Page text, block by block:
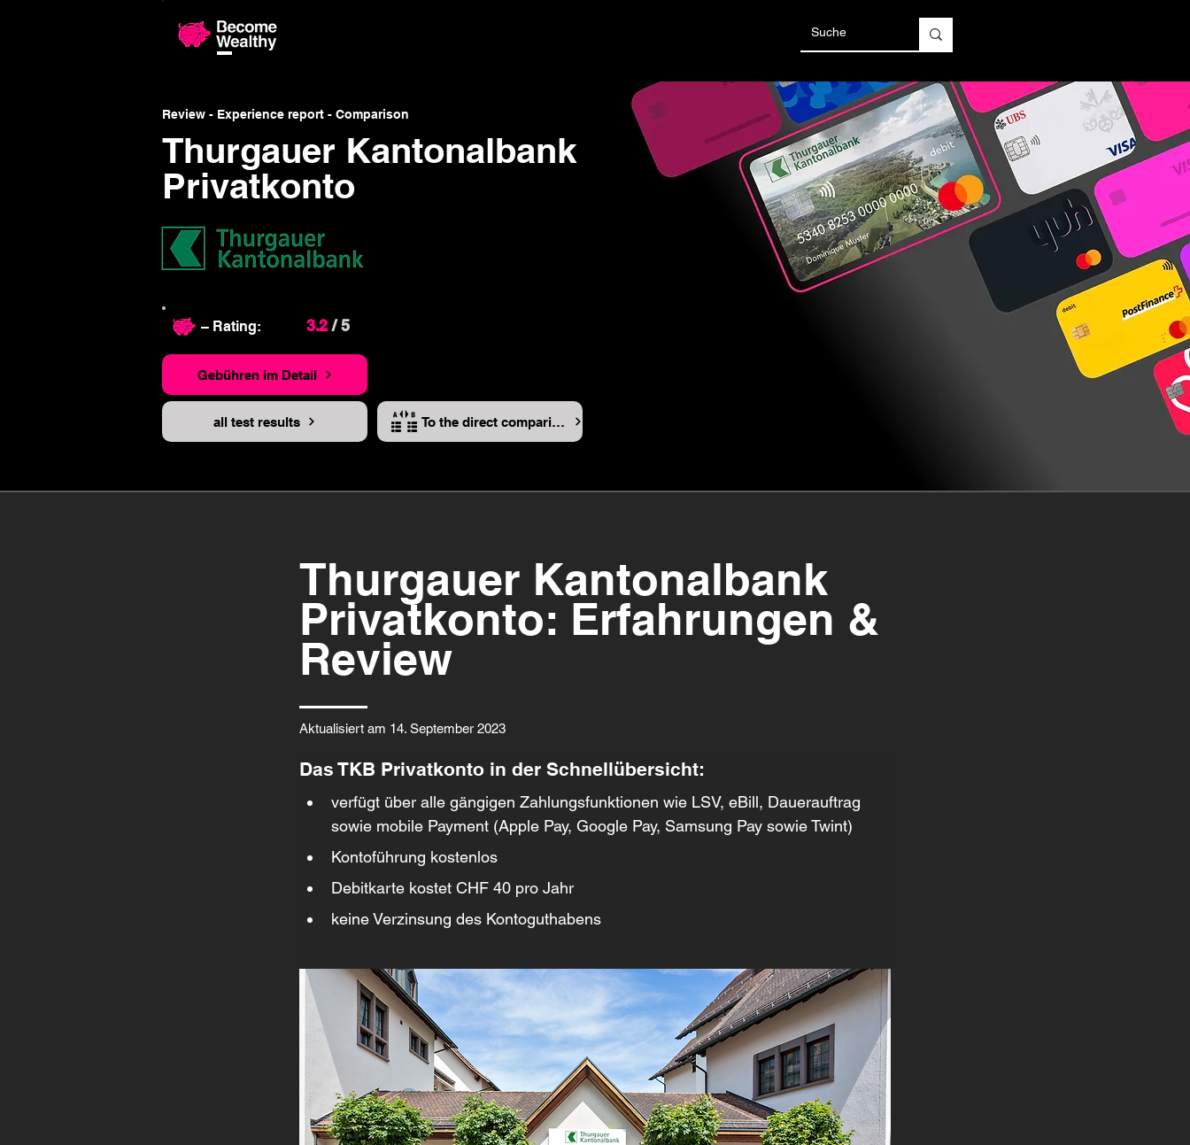
Review - Experience report - Comparison
Thurgauer Kantonalbank
Privatkonto
– Rating: 3.2 / 5
Gebühren im Detail
all test results To the direct comparison
Thurgauer Kantonalbank
Privatkonto: Erfahrungen &
Review
Aktualisiert am 14. September 2023
Das TKB Privatkonto in der Schnellübersicht:
verfügt über alle gängigen Zahlungsfunktionen wie LSV, eBill, Dauerauftrag
sowie mobile Payment (Apple Pay, Google Pay, Samsung Pay sowie Twint)
Kontoführung kostenlos
Debitkarte kostet CHF 40 pro Jahr
keine Verzinsung des Kontoguthabens